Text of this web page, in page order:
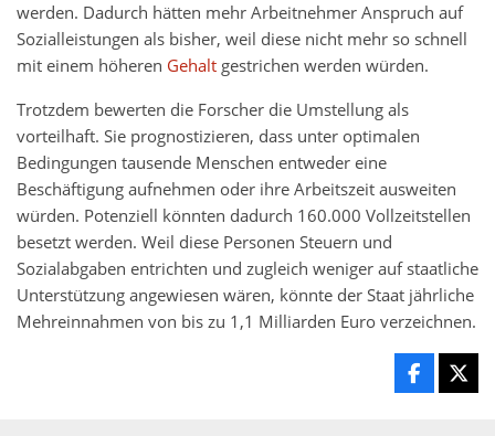
werden. Dadurch hätten mehr Arbeitnehmer Anspruch auf
Sozialleistungen als bisher, weil diese nicht mehr so schnell
mit einem höheren Gehaltgestrichen werden würden.
Trotzdem bewerten die Forscher die Umstellung als
vorteilhaft. Sie prognostizieren, dass unter optimalen
Bedingungen tausende Menschen entweder eine
Beschäftigung aufnehmen oder ihre Arbeitszeit ausweiten
würden. Potenziell könnten dadurch 160.000 Vollzeitstellen
besetzt werden. Weil diese Personen Steuern und
Sozialabgaben entrichten und zugleich weniger auf staatliche
Unterstützung angewiesen wären, könnte der Staat jährliche
Mehreinnahmen von bis zu 1,1 Milliarden Euro verzeichnen.